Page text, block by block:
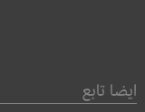
ايضا تابع